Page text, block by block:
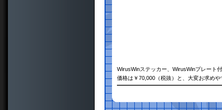
WirusWinステッカー、WirusWinプレート
価格は￥70,000（税抜）と、大変お求め